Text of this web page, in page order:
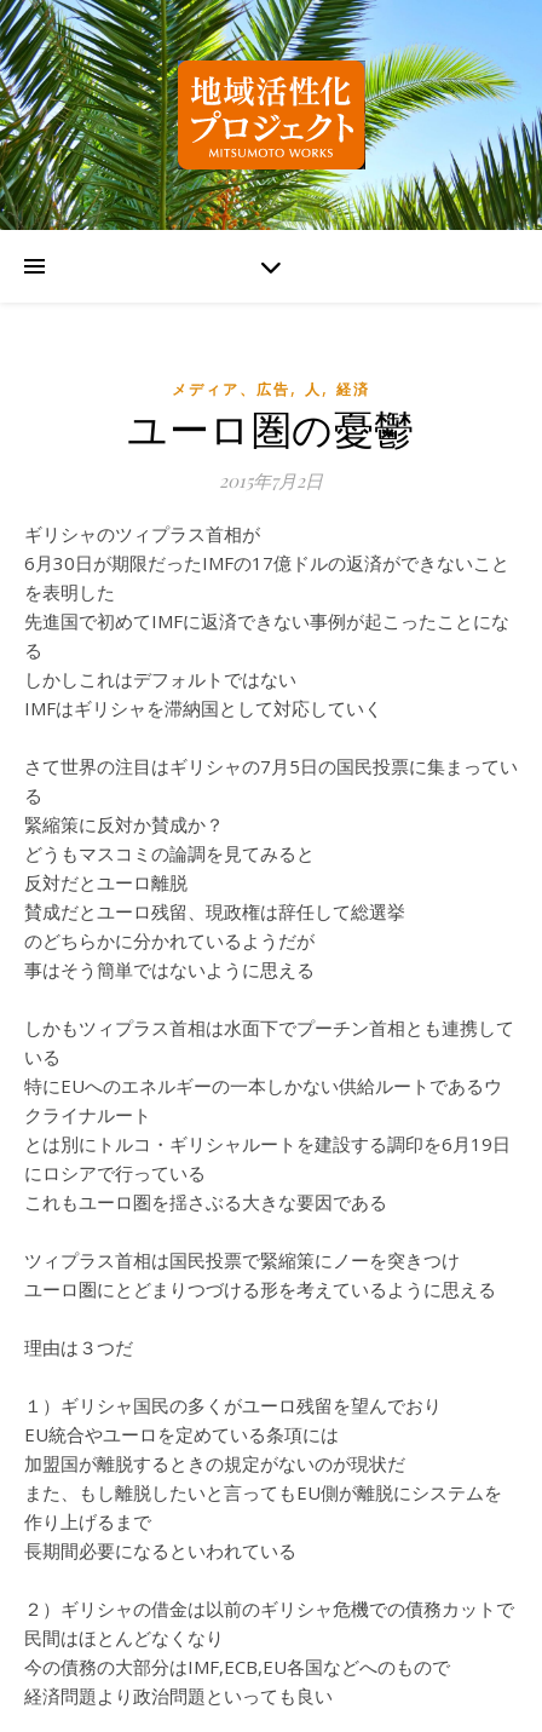
メディア、広告, 人 , 経済
ユーロ圏の憂鬱
2015年7月2日
ギリシャのツィプラス首相が
6月30日が期限だったIMFの17億ドルの返済ができないこと
を表明した
先進国で初めてIMFに返済できない事例が起こったことにな
る
しかしこれはデフォルトではない
IMFはギリシャを滞納国として対応していく
さて世界の注目はギリシャの7月5日の国民投票に集まってい
る
緊縮策に反対か賛成か？
どうもマスコミの論調を見てみると
反対だとユーロ離脱
賛成だとユーロ残留、現政権は辞任して総選挙
のどちらかに分かれているようだが
事はそう簡単ではないように思える
しかもツィプラス首相は水面下でプーチン首相とも連携して
いる
特にEUへのエネルギーの一本しかない供給ルートであるウ
クライナルート
とは別にトルコ・ギリシャルートを建設する調印を6月19日
にロシアで行っている
これもユーロ圏を揺さぶる大きな要因である
ツィプラス首相は国民投票で緊縮策にノーを突きつけ
ユーロ圏にとどまりつづける形を考えているように思える
理由は３つだ
１）ギリシャ国民の多くがユーロ残留を望んでおり
EU統合やユーロを定めている条項には
加盟国が離脱するときの規定がないのが現状だ
また、もし離脱したいと言ってもEU側が離脱にシステムを
作り上げるまで
長期間必要になるといわれている
２）ギリシャの借金は以前のギリシャ危機での債務カットで
民間はほとんどなくなり
今の債務の大部分はIMF,ECB,EU各国などへのもので
経済問題より政治問題といっても良い